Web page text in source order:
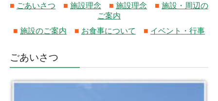
デイサービス
明峰地域包括支援センター
■ ごあいさつ ■ 施設理念 ■ 施設理念 ■ 施設・周辺の
ご案内
■ 施設のご案内 ■ お食事について ■ イベント・行事
ごあいさつ